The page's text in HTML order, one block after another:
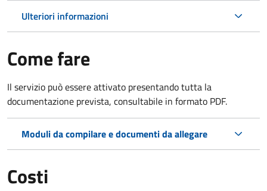
Ulteriori informazioni
Come fare
Il servizio può essere attivato presentando tutta la
documentazione prevista, consultabile in formato PDF.
Moduli da compilare e documenti da allegare
Costi